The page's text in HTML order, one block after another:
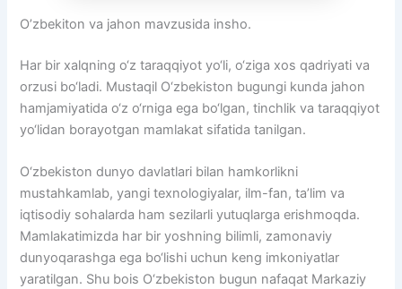
O’zbekiton va jahon mavzusida insho.
Har bir xalqning o‘z taraqqiyot yo‘li, o‘ziga xos qadriyati va
orzusi bo‘ladi. Mustaqil O‘zbekiston bugungi kunda jahon
hamjamiyatida o‘z o‘rniga ega bo‘lgan, tinchlik va taraqqiyot
yo‘lidan borayotgan mamlakat sifatida tanilgan.
O‘zbekiston dunyo davlatlari bilan hamkorlikni
mustahkamlab, yangi texnologiyalar, ilm-fan, ta’lim va
iqtisodiy sohalarda ham sezilarli yutuqlarga erishmoqda.
Mamlakatimizda har bir yoshning bilimli, zamonaviy
dunyoqarashga ega bo‘lishi uchun keng imkoniyatlar
yaratilgan. Shu bois O‘zbekiston bugun nafaqat Markaziy